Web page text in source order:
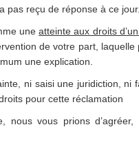
pas reçu de réponse à ce jour.
uneatteinte aux droits
de votre part, laquelle
une explication.
ni saisi une juridiction,
pour cette réclamation
nous vous prions